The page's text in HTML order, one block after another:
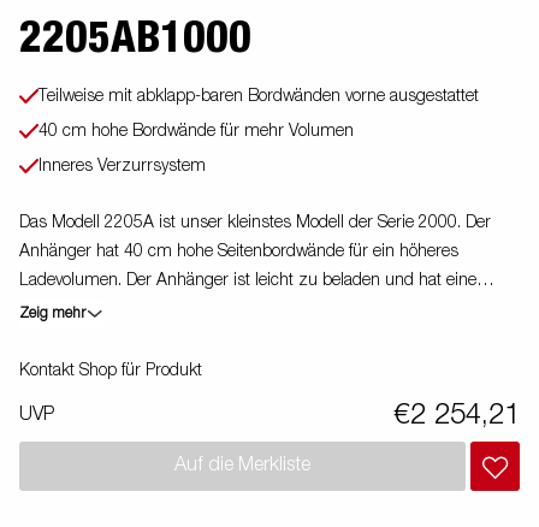
2205AB1000
Teilweise mit abklapp-baren Bordwänden vorne ausgestattet
40 cm hohe Bordwände für mehr Volumen
Inneres Verzurrsystem
Das Modell 2205A ist unser kleinstes Modell der Serie 2000. Der
Anhänger hat 40 cm hohe Seitenbordwände für ein höheres
Ladevolumen. Der Anhänger ist leicht zu beladen und hat eine
klappbare Vorder- und Rückwand für die Beladung längerer Güter.
sichere Verladung der Ware ausgestattet. Wie immer bietet
Anhänger an. Die Bilder dienen der Illustration und können optionale
Ausstattungen enthalten.
Zeig mehr
Kontakt Shop für Produkt
UVP €2 254,21
Auf die Merkliste